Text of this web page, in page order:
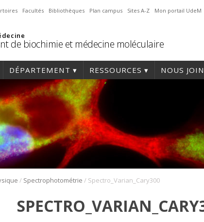
Facultés Bibliothèques Plan campus Sites A-Z Mon portail UdeM
de biochimie et médecine moléculaire
DÉPARTEMENT RESSOURCES NOUS
/ Spectrophotométrie / Spectro_Varian_Cary300